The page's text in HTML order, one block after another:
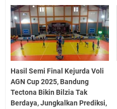
Hasil Semi Final Kejurda Voli
AGN Cup 2025, Bandung
Tectona Bikin Bilzia Tak
Berdaya, Jungkalkan Prediksi,